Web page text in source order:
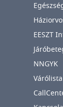
EESZT
NNGYK
Várólista